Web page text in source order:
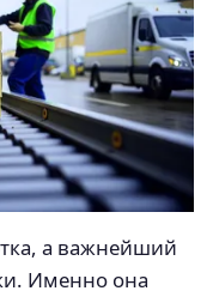
а важнейший
Именно она